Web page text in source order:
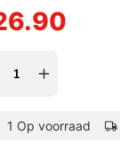
1 Op voorraad